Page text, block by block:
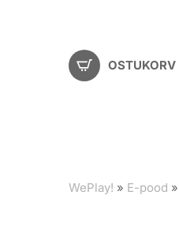
OSTUKORV
WePlay! » E-pood »